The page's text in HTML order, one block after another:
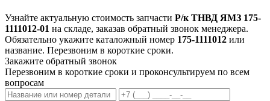
Узнайте актуальную стоимость запчасти Р/к ТНВД ЯМЗ 175-
1111012-01 на складе, заказав обратный звонок менеджера.
Обязательно укажите каталожный номер 175-1111012 или
название. Перезвоним в короткие сроки.
Закажите обратный звонок
Перезвоним в короткие сроки и проконсультируем по всем
вопросам